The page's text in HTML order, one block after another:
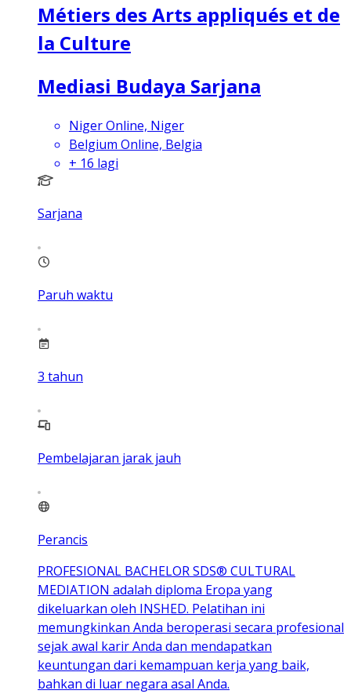
Métiers des Arts appliqués et de
la Culture
Mediasi Budaya Sarjana
Niger Online, Niger
Belgium Online, Belgia
+ 16 lagi
Sarjana
Paruh waktu
3 tahun
Pembelajaran jarak jauh
Perancis
PROFESIONAL BACHELOR SDS® CULTURAL
MEDIATION adalah diploma Eropa yang
dikeluarkan oleh INSHED. Pelatihan ini
memungkinkan Anda beroperasi secara profesional
sejak awal karir Anda dan mendapatkan
keuntungan dari kemampuan kerja yang baik,
bahkan di luar negara asal Anda.